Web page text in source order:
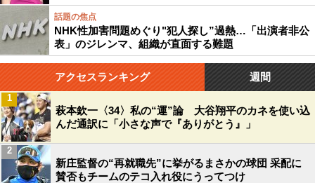
話題の焦点
NHK性加害問題めぐり"犯人探し”過熱…「出演者非公
表」のジレンマ、組織が直面する難題
アクセスランキング 週間
萩本欽一〈34〉私の“運”論 大谷翔平のカネを使い込
んだ通訳に「小さな声で『ありがとう』」
1
新庄監督の“再就職先”に挙がるまさかの球団 采配に
賛否もチームのテコ入れ役にうってつけ
2